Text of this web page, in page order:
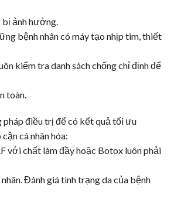
ảnh hưởng.
bệnh nhân có máy tạo nhịp tim, thiết
kiểm tra danh sách chống chỉ định để
toàn.
pháp điều trị để có kết quả tối ưu
cá nhân hóa:
với chất làm đầy hoặc Botox luôn phải
Đánh giá tình trạng da của bệnh